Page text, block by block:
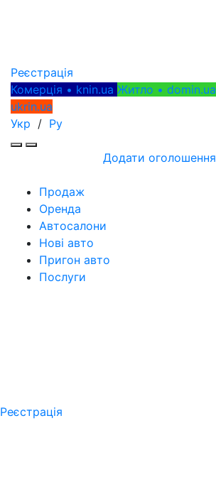
Реєстрація
Комерція • knin.ua Житло • domin.ua
ukrin.ua
Укр / Ру
Додати оголошення
Продаж
Оренда
Автосалони
Нові авто
Пригон авто
Послуги
Реєстрація